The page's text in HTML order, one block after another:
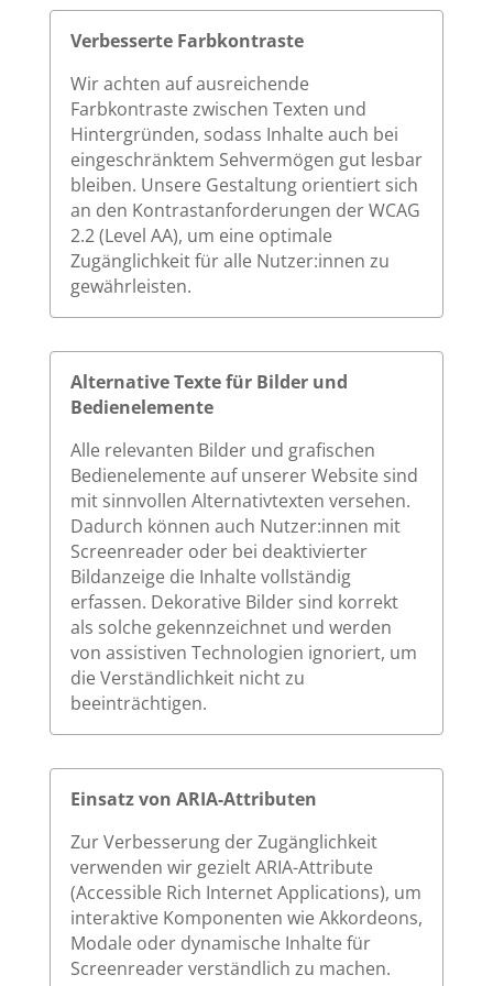
Verbesserte Farbkontraste
Wir achten auf ausreichende
Farbkontraste zwischen Texten und
Hintergründen, sodass Inhalte auch bei
eingeschränktem Sehvermögen gut lesbar
bleiben. Unsere Gestaltung orientiert sich
an den Kontrastanforderungen der WCAG
2.2 (Level AA), um eine optimale
Zugänglichkeit für alle Nutzer:innen zu
gewährleisten.
Alternative Texte für Bilder und
Bedienelemente
Alle relevanten Bilder und grafischen
Bedienelemente auf unserer Website sind
mit sinnvollen Alternativtexten versehen.
Dadurch können auch Nutzer:innen mit
Screenreader oder bei deaktivierter
Bildanzeige die Inhalte vollständig
erfassen. Dekorative Bilder sind korrekt
als solche gekennzeichnet und werden
von assistiven Technologien ignoriert, um
die Verständlichkeit nicht zu
beeinträchtigen.
Einsatz von ARIA-Attributen
Zur Verbesserung der Zugänglichkeit
verwenden wir gezielt ARIA-Attribute
(Accessible Rich Internet Applications), um
interaktive Komponenten wie Akkordeons,
Modale oder dynamische Inhalte für
Screenreader verständlich zu machen.